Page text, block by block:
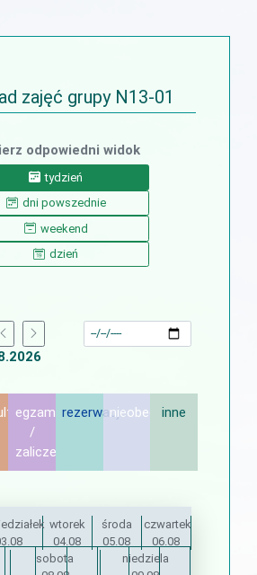
zajęć grupy N13-01
odpowiedni widok
tydzień
dni powszednie
weekend
dzień
egzamin
/
zaliczenie
rezerwacjenieobecność
inne
wtorek
04.08
środa
05.08
czwartek
06.08
sobota
niedziela